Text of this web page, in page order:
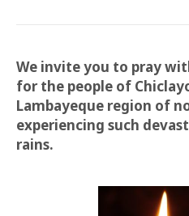
We invite you to pray
for the people of
Lambayeque region of
experiencing such
rains.